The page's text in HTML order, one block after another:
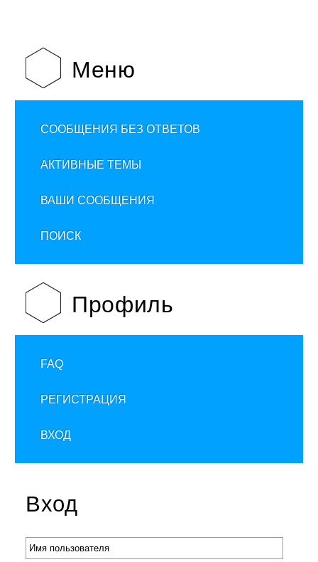
Меню
СООБЩЕНИЯ БЕЗ ОТВЕТОВ
АКТИВНЫЕ ТЕМЫ
ВАШИ СООБЩЕНИЯ
ПОИСК
Профиль
FAQ
РЕГИСТРАЦИЯ
ВХОД
Вход